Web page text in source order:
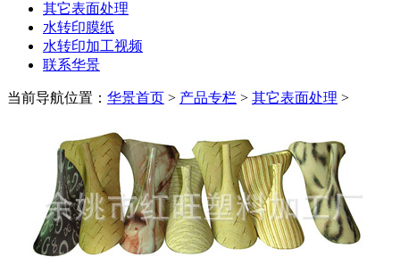
其它表面处理
水转印膜纸
水转印加工视频
联系华景
当前导航位置： 华景首页 > 产品专栏 > 其它表面处理 >